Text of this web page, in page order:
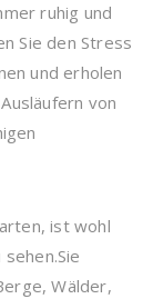
ruhig und
Sie den Stress
und erholen
von
ist wohl
Wälder,